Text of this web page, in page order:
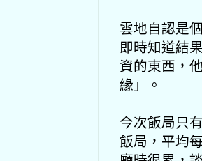
雲地自認是
即時知道結
資的東西，
緣」。
今次飯局只
飯局，平均